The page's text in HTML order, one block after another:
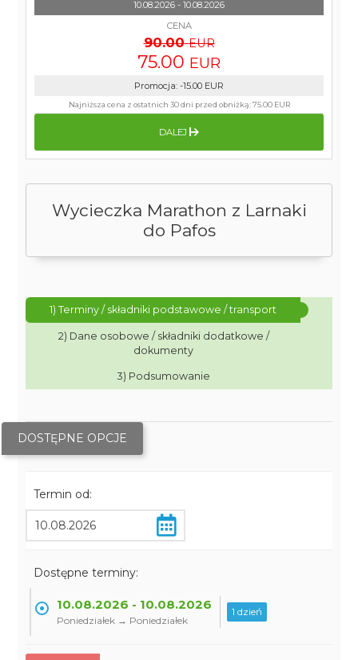
Wycieczka Marathon z Larnaki
do Pafos
1) Terminy / składniki podstawowe / transport
2) Dane osobowe / składniki dodatkowe /
dokumenty
3) Podsumowanie
DOSTĘPNE OPCJE
Termin od:
Dostępne terminy:
10.08.2026 - 10.08.2026
Poniedziałek → Poniedziałek
1 dzień
10.08.2026 - 10.08.2026
CENA
90.00 EUR
75.00 EUR
Promocja: -15.00 EUR
Najniższa cena z ostatnich 30 dni przed obniżką:75.00 EUR
DALEJ